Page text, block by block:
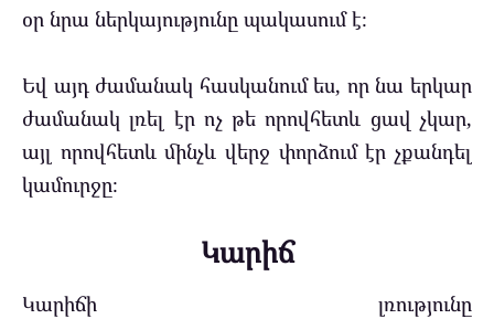
օր նրա ներկայությունը պակասում է։
Եվ այդ ժամանակ հասկանում ես, որ նա երկար
ժամանակ լռել էր ոչ թե որովհետև ցավ չկար,
այլ որովհետև մինչև վերջ փորձում էր չքանդել
կամուրջը։
Կարիճ
Կարիճի լռությունը